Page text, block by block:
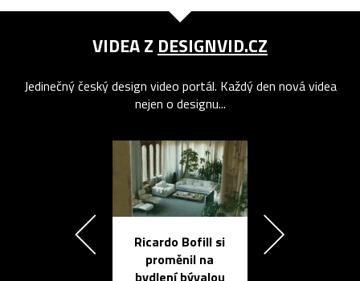
VIDEA Z DESIGNVID.CZ
Jedinečný český design video portál. Každý den nová videa
nejen o designu...
Ricardo Bofill si
proměnil na